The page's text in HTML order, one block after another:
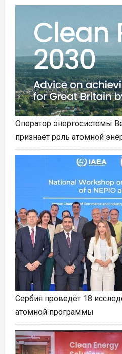
Оператор энергосистемы
признает роль атомной
Сербия проведёт 18
атомной программы